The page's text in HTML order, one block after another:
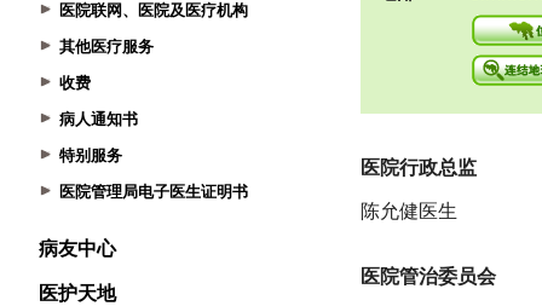
医院联网、医院及医疗机构
其他医疗服务
收费
病人通知书
特别服务
医院管理局电子医生证明书
病友中心
医护天地